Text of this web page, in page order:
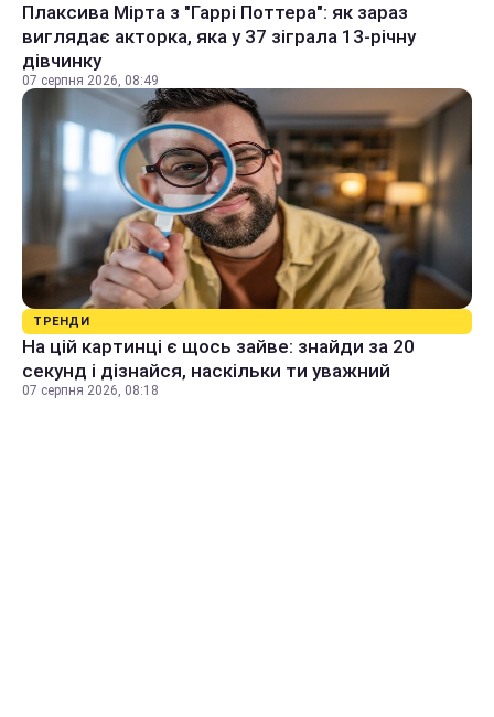
Плаксива Мірта з "Гаррі Поттера": як зараз
виглядає акторка, яка у 37 зіграла 13-річну
дівчинку
07 серпня 2026, 08:49
ТРЕНДИ
На цій картинці є щось зайве: знайди за 20
секунд і дізнайся, наскільки ти уважний
07 серпня 2026, 08:18